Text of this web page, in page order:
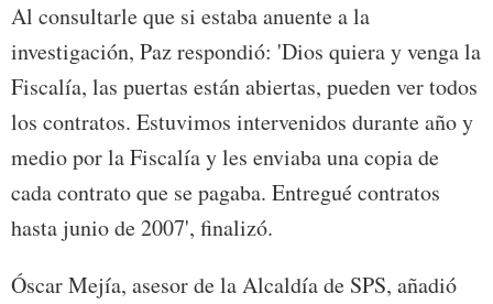
Al consultarle que si estaba anuente a la
investigación, Paz respondió: 'Dios quiera y venga la
Fiscalía, las puertas están abiertas, pueden ver todos
los contratos. Estuvimos intervenidos durante año y
medio por la Fiscalía y les enviaba una copia de
cada contrato que se pagaba. Entregué contratos
hasta junio de 2007', finalizó.
Óscar Mejía, asesor de la Alcaldía de SPS, añadió